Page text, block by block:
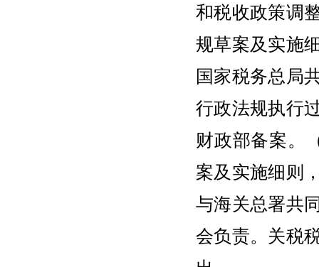
和税收政策调
规草案及实施
国家税务总局
行政法规执行
财政部备案。
案及实施细则
与海关总署共
会负责。关税